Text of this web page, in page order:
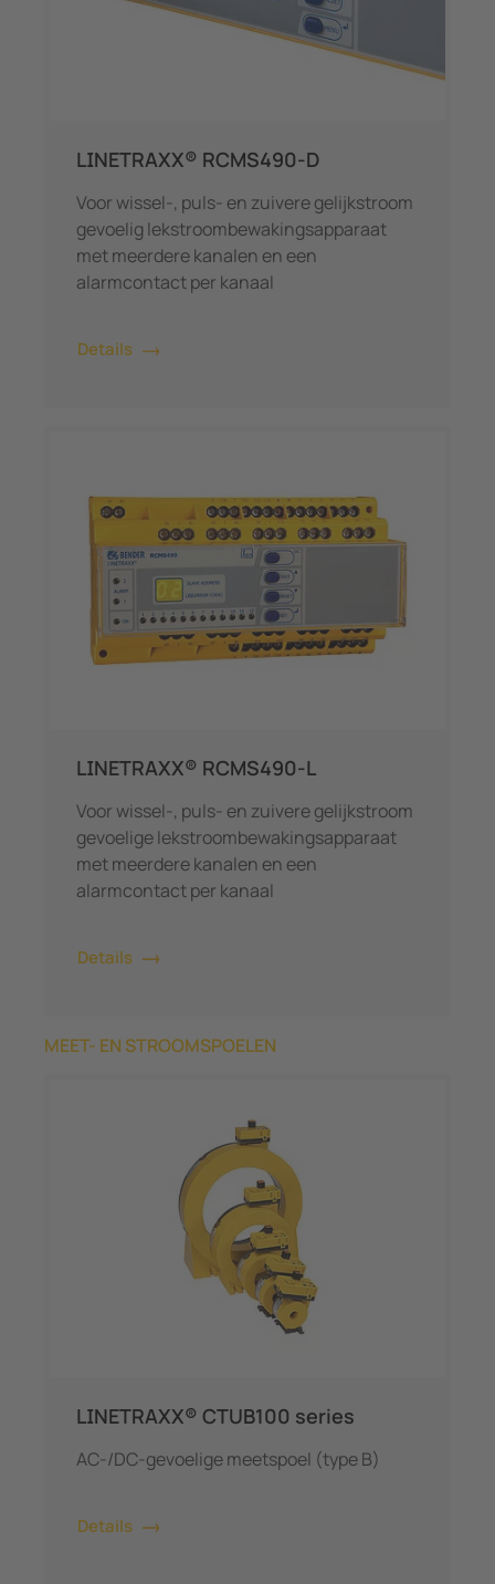
LINETRAXX® RCMS490-D
Voor wissel-, puls- en zuivere gelijkstroom
gevoelig lekstroombewakingsapparaat
met meerdere kanalen en een
alarmcontact per kanaal
Details
LINETRAXX® RCMS490-L
Voor wissel-, puls- en zuivere gelijkstroom
gevoelige lekstroombewakingsapparaat
met meerdere kanalen en een
alarmcontact per kanaal
Details
MEET- EN STROOMSPOELEN
LINETRAXX® CTUB100 series
AC-/DC-gevoelige meetspoel (type B)
Details